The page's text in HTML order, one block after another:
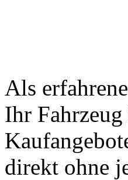
Als
Ihr
direkt ohne